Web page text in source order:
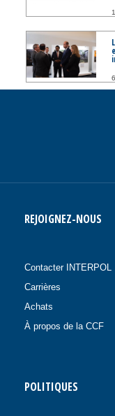
REJOIGNEZ-NOUS
Contacter INTERPOL
Carrières
Achats
À propos de la CCF
POLITIQUES